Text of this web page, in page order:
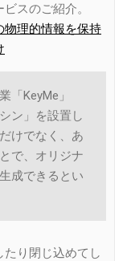
スのご紹介。
物理的情報を保持
「KeyMe」
ン」を設置し
けでなく、あ
で、オリジナ
成できるとい
り閉じ込めてし